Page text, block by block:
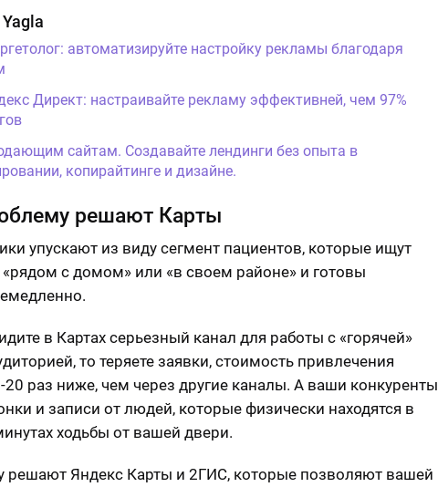
автоматизируйте настройку рекламы благодаря
Директ: настраивайте рекламу эффективней, чем 97%
сайтам. Создавайте лендинги без опыта в
копирайтинге и дизайне.
решают Карты
упускают из виду сегмент пациентов, которые ищут
«рядом с домом» или «в своем районе» и готовы
в Картах серьезный канал для работы с «горячей»
то теряете заявки, стоимость привлечения
20 раз ниже, чем через другие каналы. А ваши конкуренты
и записи от людей, которые физически находятся в
ходьбы от вашей двери.
решают Яндекс Карты и 2ГИС, которые позволяют вашей